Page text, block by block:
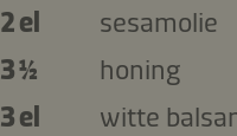
2 el
sesamolie
3 ½
honing
3 el
witte